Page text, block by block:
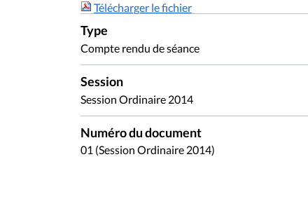
Télécharger le fichier
Type
Compte rendu de séance
Session
Session Ordinaire 2014
Numéro du document
01 (Session Ordinaire 2014)